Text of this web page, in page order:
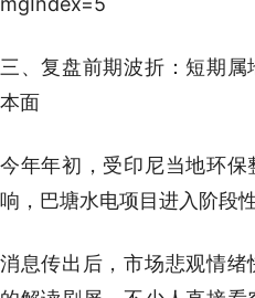
三、复盘前期波折：短期
本面
今年年初，受印尼当地环
响，巴塘水电项目进入阶段
消息传出后，市场悲观情